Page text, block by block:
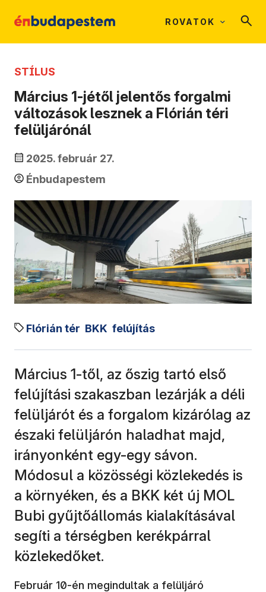
ROVATOK
STÍLUS
Március 1-jétől jelentős forgalmi
változások lesznek a Flórián téri
felüljárónál
2025. február 27.
Énbudapestem
Flórián tér BKK felújítás
Március 1-től, az őszig tartó első
felújítási szakaszban lezárják a déli
felüljárót és a forgalom kizárólag az
északi felüljárón haladhat majd,
irányonként egy-egy sávon.
Módosul a közösségi közlekedés is
a környéken, és a BKK két új MOL
Bubi gyűjtőállomás kialakításával
segíti a térségben kerékpárral
közlekedőket.
Február 10-én megindultak a felüljáró